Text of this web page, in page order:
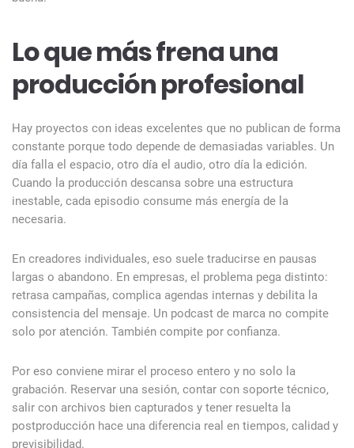
Lo que más frena una
producción profesional
Hay proyectos con ideas excelentes que no publican de forma
constante porque todo depende de demasiadas variables. Un
día falla el espacio, otro día el audio, otro día la edición.
Cuando la producción descansa sobre una estructura
inestable, cada episodio consume más energía de la
necesaria.
En creadores individuales, eso suele traducirse en pausas
largas o abandono. En empresas, el problema pega distinto:
retrasa campañas, complica agendas internas y debilita la
consistencia del mensaje. Un podcast de marca no compite
solo por atención. También compite por confianza.
Por eso conviene mirar el proceso entero y no solo la
grabación. Reservar una sesión, contar con soporte técnico,
salir con archivos bien capturados y tener resuelta la
postproducción hace una diferencia real en tiempos, calidad y
previsibilidad.